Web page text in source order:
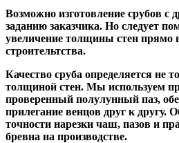
Возможно изготовление срубов с
заданию заказчика. Но следует
увеличение толщины стен прямо
строительтства.
Качество сруба определяется не
толщиной стен. Мы используем
проверенный полулунный паз,
прилегание венцов друг к другу.
точности нарезки чаш, пазов и
бревна на производстве.